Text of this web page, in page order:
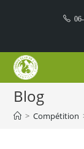
Blog
> Compétition